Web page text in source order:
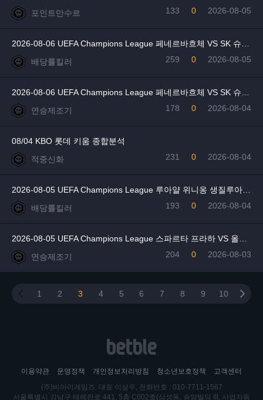
포인트만수르
2026-08-05
0
133
배당률킬러
2026-08-05
0
259
연승제조기
2026-08-04
0
178
08/04 KBO 롯데 키움 종합분석
적중신화
2026-08-04
0
231
배당률킬러
2026-08-04
0
193
연승제조기
2026-08-03
0
204
1 2 3 4 5 6 7 8 9 10
이용약관 운영정책 개인정보처리방침 청소년보호정책
고객센터
(주)비아이게임즈. 대표 이상우, 전화번호 : 010-7711-1567
서울특별시 강남구 테헤란로 441, 5층 C002호(삼성동, 송암빌딩 III, 사업자등